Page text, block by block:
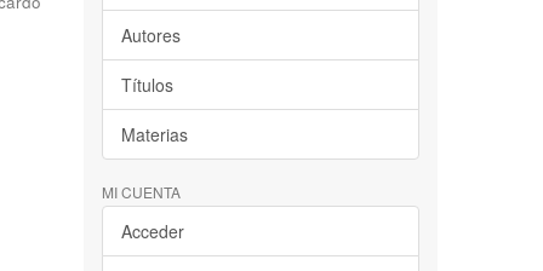
Autores
Títulos
Materias
MI CUENTA
Acceder